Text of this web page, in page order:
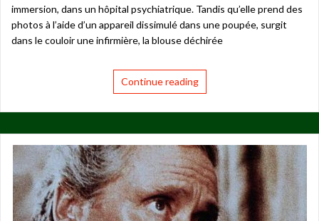
immersion, dans un hôpital psychiatrique. Tandis qu’elle prend des
photos à l’aide d’un appareil dissimulé dans une poupée, surgit
dans le couloir une infirmière, la blouse déchirée
Continue reading